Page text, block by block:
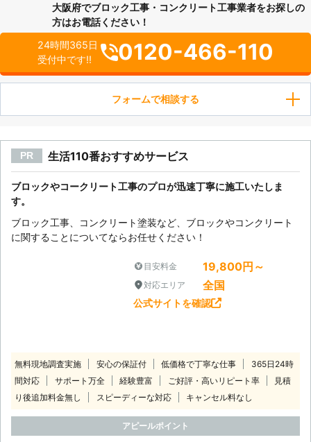
大阪府でブロック工事・コンクリート工事業者をお探しの
方はお電話ください！
24時間365日
受付中です!!
0120-466-110
フォームで相談する
PR 生活110番おすすめサービス
ブロックやコークリート工事のプロが迅速丁寧に施工いたしま
す。
ブロック工事、コンクリート塗装など、ブロックやコンクリート
に関することについてならお任せください！
目安料金 19,800円～
対応エリア 全国
公式サイトを確認
無料現地調査実施 安心の保証付 低価格で丁寧な仕事
365日24時
間対応
サポート万全 経験豊富 ご好評・高いリピート率
見積
り後追加料金無し
スピーディーな対応 キャンセル料なし
アピールポイント